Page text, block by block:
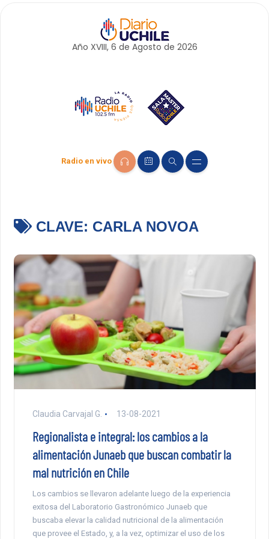
Año XVIII, 6 de Agosto de 2026
Radio en vivo
CLAVE: CARLA NOVOA
Claudia Carvajal G. 13-08-2021
Regionalista e integral: los cambios a la
alimentación Junaeb que buscan combatir la
mal nutrición en Chile
Los cambios se llevaron adelante luego de la experiencia
exitosa del Laboratorio Gastronómico Junaeb que
buscaba elevar la calidad nutricional de la alimentación
que provee el Estado, y, a la vez, optimizar el uso de los